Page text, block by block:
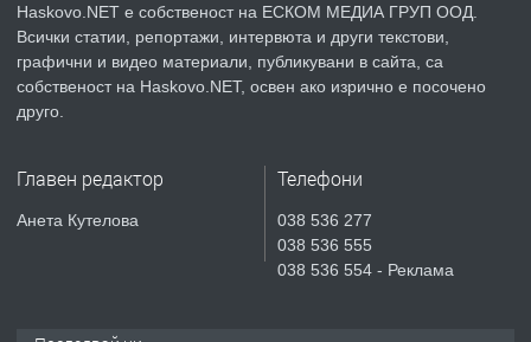
асфалт 0889 537 426
преди 5 дни
ПРЕДЛАГА
№4119 Едностаен обзаведен
Haskovo.NET е собственост на ЕСКОМ МЕДИА ГРУП ООД.
Всички статии, репортажи, интервюта и други текстови,
графични и видео материали, публикувани в сайта, са
собственост на Haskovo.NET, освен ако изрично е посочено
друго.
Главен редактор
Анета Кутелова
Телефони
038 536 277
038 536 555
038 536 554 - Реклама